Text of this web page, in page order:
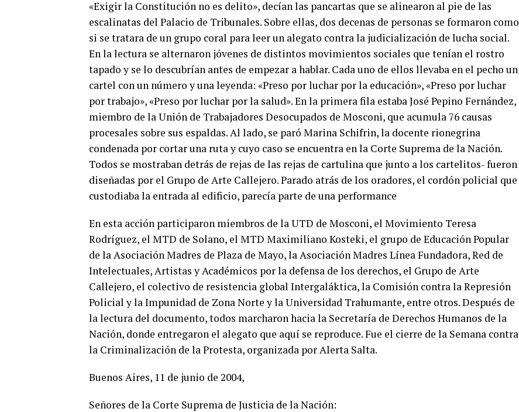
«Exigir la Constitución no es delito», decían las pancartas que se alinearon al pie de las
escalinatas del Palacio de Tribunales. Sobre ellas, dos decenas de personas se formaron como
si se tratara de un grupo coral para leer un alegato contra la judicialización de lucha social.
En la lectura se alternaron jóvenes de distintos movimientos sociales que tenían el rostro
tapado y se lo descubrían antes de empezar a hablar. Cada uno de ellos llevaba en el pecho un
cartel con un número y una leyenda: «Preso por luchar por la educación», «Preso por luchar
por trabajo», «Preso por luchar por la salud». En la primera fila estaba José Pepino Fernández,
miembro de la Unión de Trabajadores Desocupados de Mosconi, que acumula 76 causas
procesales sobre sus espaldas. Al lado, se paró Marina Schifrin, la docente rionegrina
condenada por cortar una ruta y cuyo caso se encuentra en la Corte Suprema de la Nación.
Todos se mostraban detrás de rejas de las rejas de cartulina que junto a los cartelitos- fueron
diseñadas por el Grupo de Arte Callejero. Parado atrás de los oradores, el cordón policial que
custodiaba la entrada al edificio, parecía parte de una performance
En esta acción participaron miembros de la UTD de Mosconi, el Movimiento Teresa
Rodríguez, el MTD de Solano, el MTD Maximiliano Kosteki, el grupo de Educación Popular
de la Asociación Madres de Plaza de Mayo, la Asociación Madres Línea Fundadora, Red de
Intelectuales, Artistas y Académicos por la defensa de los derechos, el Grupo de Arte
Callejero, el colectivo de resistencia global Intergaláktica, la Comisión contra la Represión
Policial y la Impunidad de Zona Norte y la Universidad Trahumante, entre otros. Después de
la lectura del documento, todos marcharon hacia la Secretaría de Derechos Humanos de la
Nación, donde entregaron el alegato que aquí se reproduce. Fue el cierre de la Semana contra
la Criminalización de la Protesta, organizada por Alerta Salta.
Buenos Aires, 11 de junio de 2004,
Señores de la Corte Suprema de Justicia de la Nación: